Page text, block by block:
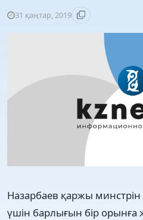
31 қаңтар, 2019
Назарбаев қаржы
үшін барлығын бір